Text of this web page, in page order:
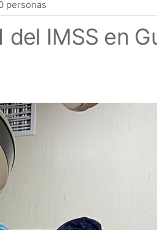
personas
del IMSS en